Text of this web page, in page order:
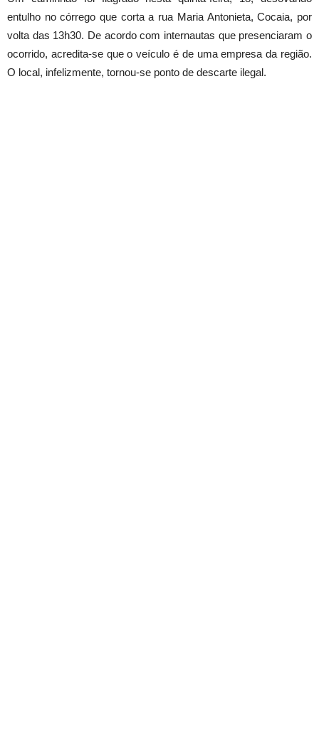
entulho no córrego que corta a rua Maria Antonieta, Cocaia, por
volta das 13h30. De acordo com internautas que presenciaram o
ocorrido, acredita-se que o veículo é de uma empresa da região.
O local, infelizmente, tornou-se ponto de descarte ilegal.